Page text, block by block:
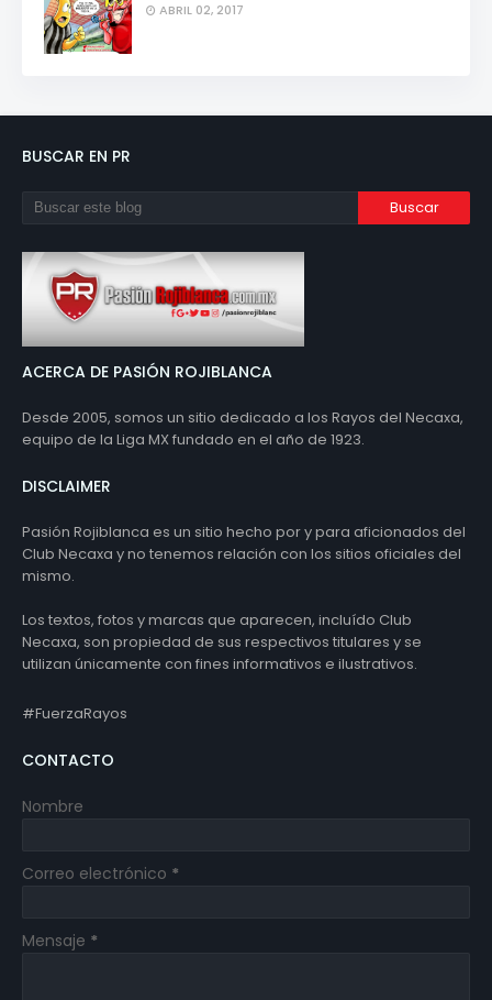
ABRIL 02, 2017
BUSCAR EN PR
ACERCA DE PASIÓN ROJIBLANCA
Desde 2005, somos un sitio dedicado a los Rayos del Necaxa,
equipo de la Liga MX fundado en el año de 1923.
DISCLAIMER
Pasión Rojiblanca es un sitio hecho por y para aficionados del
Club Necaxa y no tenemos relación con los sitios oficiales del
mismo.
Los textos, fotos y marcas que aparecen, incluído Club
Necaxa, son propiedad de sus respectivos titulares y se
utilizan únicamente con fines informativos e ilustrativos.
#FuerzaRayos
CONTACTO
Nombre
Correo electrónico *
Mensaje *